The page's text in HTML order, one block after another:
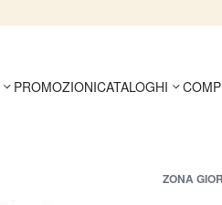
PROMOZIONICATALOGHI
ZONA